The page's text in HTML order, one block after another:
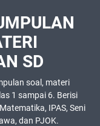
SD
soal, materi
1 sampai 6. Berisi
IPAS, Seni
dan PJOK.